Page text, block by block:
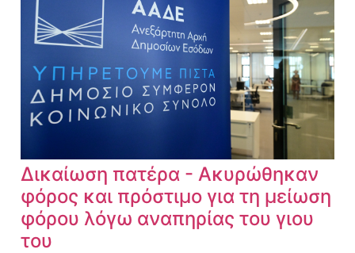
Δικαίωση πατέρα - Ακυρώθηκαν
φόρος και πρόστιμο για τη μείωση
φόρου λόγω αναπηρίας του γιου
του